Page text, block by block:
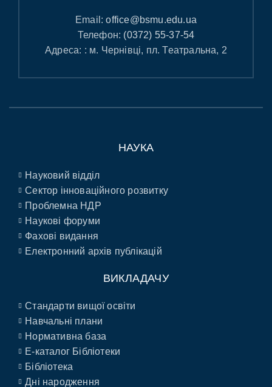
Email:office@bsmu.edu.ua
Телефон: (0372) 55-37-54
Адреса: : м. Чернівці, пл. Театральна, 2
НАУКА
Науковий відділ
Сектор інноваційного розвитку
Проблемна НДР
Наукові форуми
Фахові видання
Електронний архів публікацій
ВИКЛАДАЧУ
Стандарти вищої освіти
Навчальні плани
Нормативна база
E-каталог Бібліотеки
Бібліотека
Дні народження